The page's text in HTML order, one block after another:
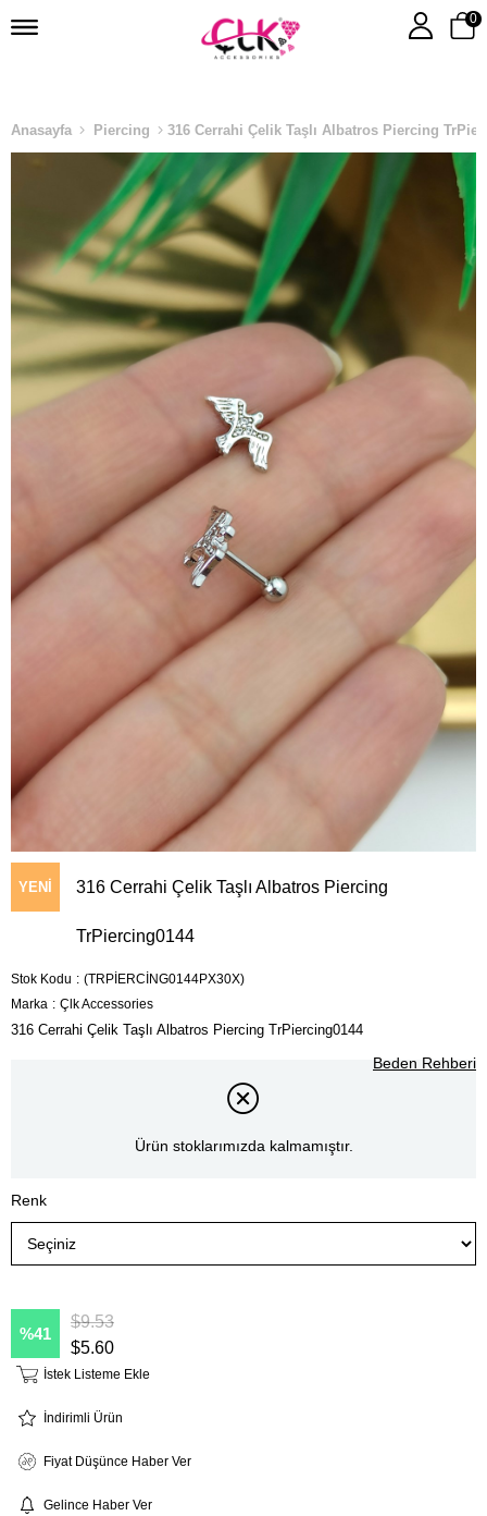
0
Anasayfa Piercing
YENI 316 Cerrahi Çelik Taşlı Albatros Piercing
TrPiercing0144
Stok Kodu
(TRPİERCİNG0144PX30X)
Marka : Çlk Accessories
316 Cerrahi Çelik Taşlı Albatros Piercing TrPiercing0144
Beden Rehberi
Ürün stoklarımızda kalmamıştır.
Renk
41
$9.53
$5.60
İstek Listeme Ekle
İndirimli Ürün
Fiyat Düşünce Haber Ver
Gelince Haber Ver